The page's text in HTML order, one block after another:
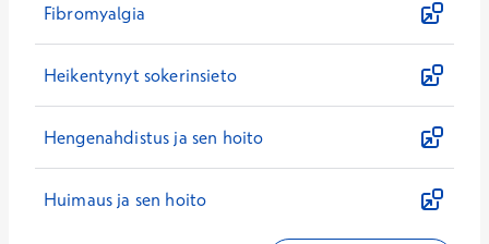
Fibromyalgia
Heikentynyt sokerinsieto
Hengenahdistus ja sen hoito
Huimaus ja sen hoito